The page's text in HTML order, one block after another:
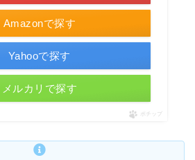
Amazonで探す
Yahooで探す
メルカリで探す
ポチップ